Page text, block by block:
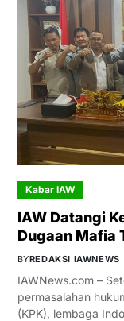
Kabar IAW
IAW Datangi
Dugaan Mafia
BYREDAKSI IAWNEWS
IAWNews.com –
permasalahan
(KPK), lembaga